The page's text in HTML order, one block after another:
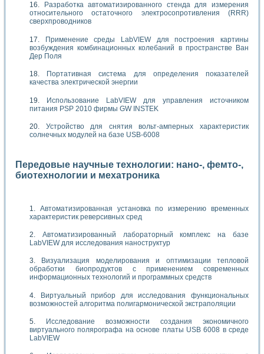
Разработка автоматизированного стенда для измерения
относительного остаточного электросопротивления (RRR)
сверхпроводников
Применение среды LabVIEW для построения картины
возбуждения комбинационных колебаний в пространстве Ван
Дер Поля
Портативная система для определения показателей
качества электрической энергии
Использование LabVIEW для управления источником
питания PSP 2010 фирмы GW INSTEK
Устройство для снятия вольт-амперных характеристик
солнечных модулей на базе USB-6008
Передовые научные технологии: нано-, фемто-,
биотехнологии и мехатроника
Автоматизированная установка по измерению временных
характеристик реверсивных сред
Автоматизированный лабораторный комплекс на базе
LabVIEW для исследования наноструктур
Визуализация моделирования и оптимизации тепловой
обработки биопродуктов с применением современных
информационных технологий и программных средств
Виртуальный прибор для исследования функциональных
возможностей алгоритма полигармонической экстраполяции
Исследование возможности создания экономичного
виртуального полярографа на основе платы USB 6008 в среде
LabVIEW